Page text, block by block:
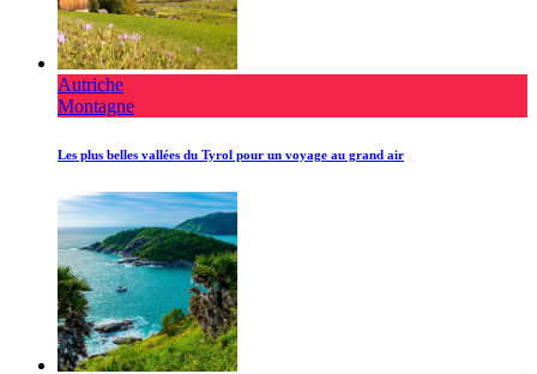
Autriche
Montagne
Les plus belles vallées du Tyrol pour un voyage au grand air